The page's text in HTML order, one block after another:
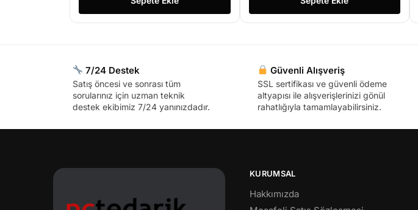
7/24 Destek
Satış öncesi ve sonrası tüm
sorularınız için uzman teknik
destek ekibimiz 7/24 yanınızdadır.
Güvenli Alışveriş
SSL sertifikası ve güvenli ödeme
altyapısı ile alışverişlerinizi gönül
rahatlığıyla tamamlayabilirsiniz.
KURUMSAL
Hakkımızda